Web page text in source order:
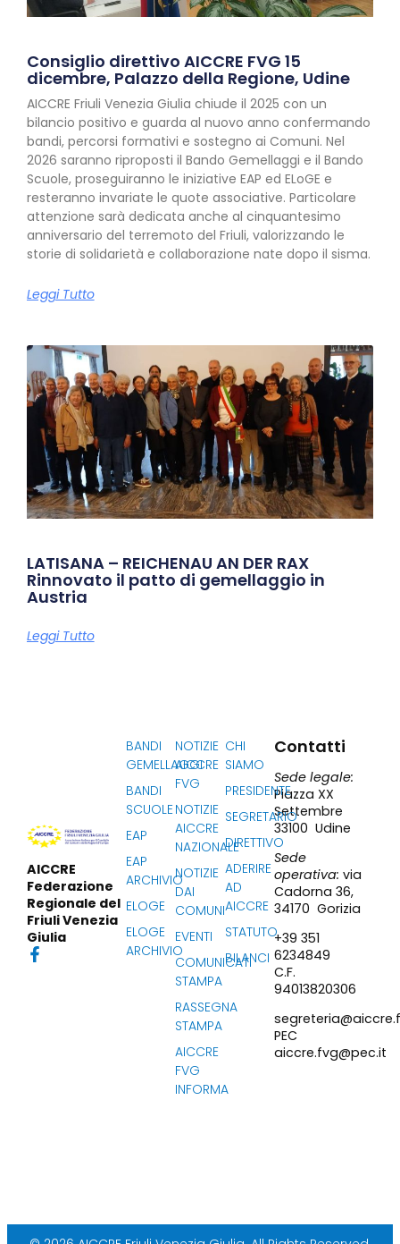
Consiglio direttivo AICCRE FVG 15
dicembre, Palazzo della Regione, Udine
AICCRE Friuli Venezia Giulia chiude il 2025 con un
bilancio positivo e guarda al nuovo anno confermando
bandi, percorsi formativi e sostegno ai Comuni. Nel
2026 saranno riproposti il Bando Gemellaggi e il Bando
Scuole, proseguiranno le iniziative EAP ed ELoGE e
resteranno invariate le quote associative. Particolare
attenzione sarà dedicata anche al cinquantesimo
anniversario del terremoto del Friuli, valorizzando le
storie di solidarietà e collaborazione nate dopo il sisma.
Leggi Tutto
LATISANA – REICHENAU AN DER RAX
Rinnovato il patto di gemellaggio in
Austria
Leggi Tutto
AICCRE
Federazione
Regionale del
Friuli Venezia
Giulia
CHI
SIAMO
PRESIDENTE
SEGRETARIO
DIRETTIVO
ADERIRE
AD
AICCRE
STATUTO
BILANCI
NOTIZIE
AICCRE
FVG
NOTIZIE
AICCRE
NAZIONALE
NOTIZIE
DAI
COMUNI
EVENTI
COMUNICATI
STAMPA
RASSEGNA
STAMPA
AICCRE
FVG
INFORMA
BANDI
GEMELLAGGI
BANDI
SCUOLE
EAP
EAP
ARCHIVIO
ELOGE
ELOGE
ARCHIVIO
Contatti
Sede legale:
Piazza XX
Settembre
33100 Udine
Sede
operativa: via
Cadorna 36,
34170 Gorizia
+39 351
6234849
C.F.
94013820306
PEC
aiccre.fvg@pec.it